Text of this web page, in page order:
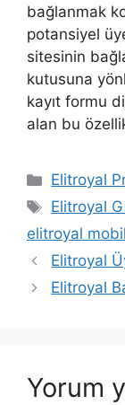
bağlanmak
potansiyel
sitesinin
kutusuna
kayıt formu
alan bu
Elitroyal
Etiketler
Elitroyal
elitroyal
Elitroyal
Elitroyal
Yorum